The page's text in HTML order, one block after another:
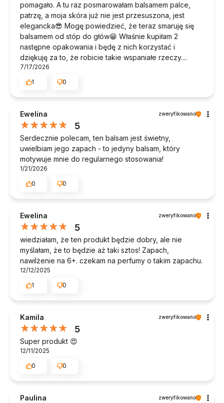
pomagało. A tu raz posmarowałam balsamem palce,
patrzę, a moja skóra już nie jest przesuszona, jest
elegancka😎 Mogę powiedzieć, że teraz smaruję się
balsamem od stóp do głów😁 Właśnie kupiłam 2
następne opakowania i będę z nich korzystać i
dziękuję za to, że robicie takie wspaniałe rzeczy....
7/17/2026
1
0
Ewelina zweryfikowano
5
Serdecznie polecam, ten balsam jest świetny,
uwielbiam jego zapach - to jedyny balsam, który
motywuje mnie do regularnego stosowania!
1/21/2026
0
0
Ewelina zweryfikowano
5
wiedziałam, że ten produkt będzie dobry, ale nie
myślałam, że to będzie aż taki sztos! Zapach,
nawilżenie na 6+. czekam na perfumy o takim zapachu.
12/12/2025
1
0
Kamila zweryfikowano
5
Super produkt 😍
12/11/2025
0
0
Paulina zweryfikowano